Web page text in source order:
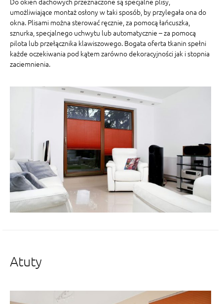
umożliwiające montaż osłony w taki sposób, by przylegała ona do
okna. Plisami można sterować ręcznie, za pomocą łańcuszka,
sznurka, specjalnego uchwytu lub automatycznie – za pomocą
pilota lub przełącznika klawiszowego. Bogata oferta tkanin spełni
każde oczekiwania pod kątem zarówno dekoracyjności jak i stopnia
zaciemnienia.
Atuty